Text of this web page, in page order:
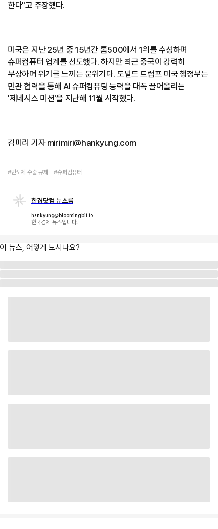
한다"고 주장했다.
미국은 지난 25년 중 15년간 톱500에서 1위를 수성하며
슈퍼컴퓨터 업계를 선도했다. 하지만 최근 중국이 강력히
부상하며 위기를 느끼는 분위기다. 도널드 트럼프 미국 행정부는
민관 협력을 통해 AI 슈퍼컴퓨팅 능력을 대폭 끌어올리는
'제네시스 미션'을 지난해 11월 시작했다.
김미리 기자 mirimiri@hankyung.com
#반도체 수출 규제 #슈퍼컴퓨터
한경닷컴 뉴스룸
hankyung@bloomingbit.io
한국경제 뉴스입니다.
이 뉴스, 어떻게 보시나요?